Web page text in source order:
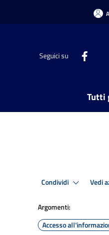
Seguici su
Tutti
Condividi Vedi
Argomenti:
Accesso